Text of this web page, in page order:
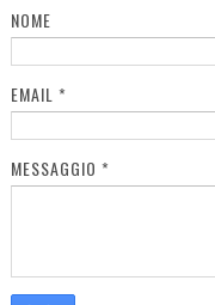
NOME
EMAIL *
MESSAGGIO *